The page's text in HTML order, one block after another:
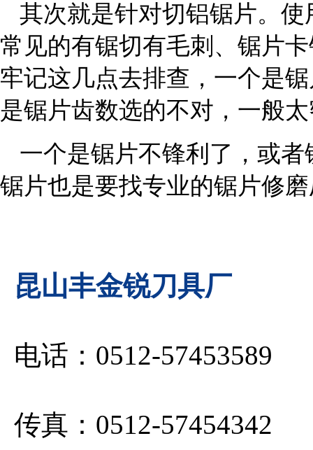
其次就是针对切铝锯片。使
常见的有锯切有毛刺、锯片
牢记这几点去排查，一个是
是锯片齿数选的不对，一般
一个是锯片不锋利了，或
锯片也是要找专业的锯片修
昆山丰金锐刀具厂
电话：0512-57453589
传真：0512-57454342